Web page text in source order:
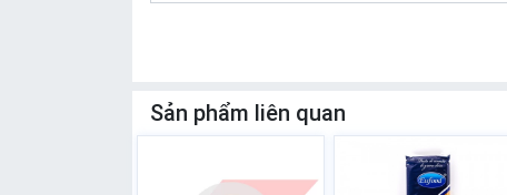
Sản phẩm liên quan